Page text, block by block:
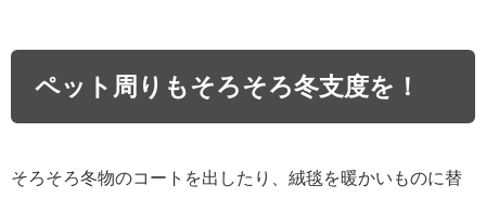
ペット周りもそろそろ冬支度を！
そろそろ冬物のコートを出したり、絨毯を暖かいものに替